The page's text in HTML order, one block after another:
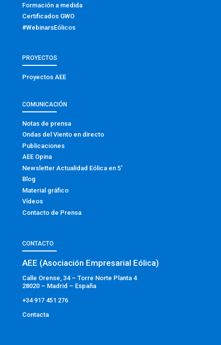
Formación a medida
Certificados GWO
#WebinarsEólicos
PROYECTOS
Proyectos AEE
COMUNICACIÓN
Notas de prensa
Ondas del Viento en directo
Publicaciones
AEE Opina
Newsletter Actualidad Eólica en 5′
Blog
Material gráfico
Vídeos
Contacto de Prensa
CONTACTO
AEE (Asociación Empresarial Eólica)
Calle Orense, 34 – Torre Norte Planta 4
28020 – Madrid – España
+34 917 451 276
Contacta